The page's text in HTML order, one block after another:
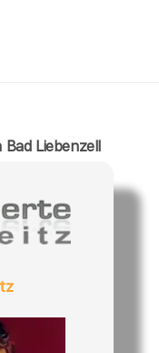
Liebenzell